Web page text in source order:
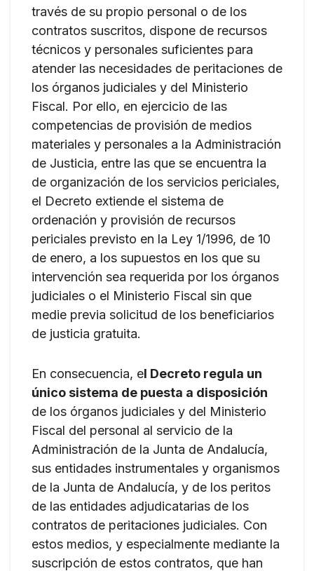
través de su propio personal o de los
contratos suscritos, dispone de recursos
técnicos y personales suficientes para
atender las necesidades de peritaciones de
los órganos judiciales y del Ministerio
Fiscal. Por ello, en ejercicio de las
competencias de provisión de medios
materiales y personales a la Administración
de Justicia, entre las que se encuentra la
de organización de los servicios periciales,
el Decreto extiende el sistema de
ordenación y provisión de recursos
periciales previsto en la Ley 1/1996, de 10
de enero, a los supuestos en los que su
intervención sea requerida por los órganos
judiciales o el Ministerio Fiscal sin que
medie previa solicitud de los beneficiarios
de justicia gratuita.
En consecuencia, el Decreto regula un
único sistema de puesta a disposición
de los órganos judiciales y del Ministerio
Fiscal del personal al servicio de la
Administración de la Junta de Andalucía,
sus entidades instrumentales y organismos
de la Junta de Andalucía, y de los peritos
de las entidades adjudicatarias de los
contratos de peritaciones judiciales. Con
estos medios, y especialmente mediante la
suscripción de estos contratos, que han